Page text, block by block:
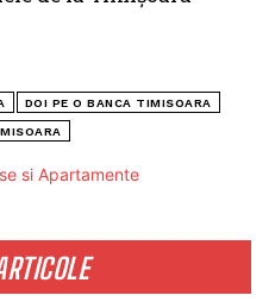
DOI PE O BANCA TIMISOARA